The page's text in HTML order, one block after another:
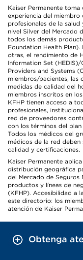
Kaiser Permanente toma
experiencia del
profesionales de la
nivel Silver del Mercado
todos los demás
Foundation Health
otras, el rendimiento de
Information Set
Providers and Systems
miembros/pacientes, las
medidas de calidad del
miembros inscritos en
KFHP tienen acceso a
profesionales,
red de proveedores
con los términos del
Todos los médicos del
médicos de la red
calidad y certificaciones.
Kaiser Permanente
distribución geográfica
del Mercado de Seguros
productos y líneas de
(KFHP). Accesibilidad a
este directorio: los
atención de Kaiser
Obtenga